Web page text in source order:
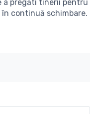
a pregăti tinerii pentru
continuă schimbare.